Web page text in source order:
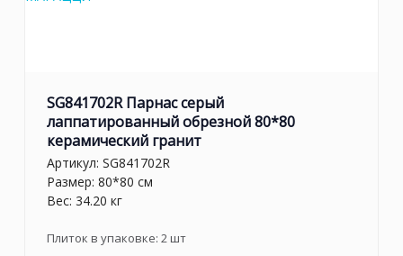
SG841702R Парнас серый
лаппатированный обрезной 80*80
керамический гранит
Артикул: SG841702R
Размер: 80*80 см
Вес: 34.20 кг
Плиток в упаковке: 2шт